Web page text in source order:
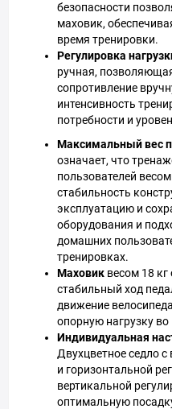
безопасности
маховик,
время тренировки.
Регулировка
ручная,
сопротивление
интенсивность
потребности и
Максимальный вес
означает, что
пользователей
стабильность
эксплуатацию и
оборудования и
домашних
тренировках.
Маховик весом 18
стабильный ход
движение
опорную нагрузку
Индивидуальная
Двухцветное седло
и горизонтальной
вертикальной
оптимальную